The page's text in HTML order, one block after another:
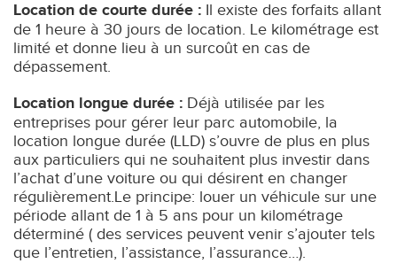
Location de courte durée : Il existe des forfaits allant
de 1 heure à 30 jours de location. Le kilométrage est
limité et donne lieu à un surcoût en cas de
dépassement.
Location longue durée : Déjà utilisée par les
entreprises pour gérer leur parc automobile, la
location longue durée (LLD) s’ouvre de plus en plus
aux particuliers qui ne souhaitent plus investir dans
l’achat d’une voiture ou qui désirent en changer
régulièrement.Le principe: louer un véhicule sur une
période allant de 1 à 5 ans pour un kilométrage
déterminé ( des services peuvent venir s’ajouter tels
que l’entretien, l’assistance, l’assurance…).